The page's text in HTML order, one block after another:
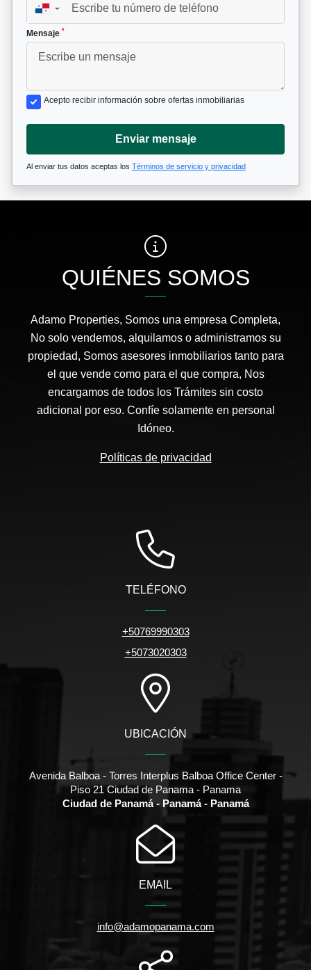
▼
Mensaje *
Acepto recibir información sobre ofertas inmobiliarias
Enviar mensaje
Al enviar tus datos aceptas los Términos de servicio y privacidad
QUIÉNES SOMOS
Adamo Properties, Somos una empresa Completa,
No solo vendemos, alquilamos o administramos su
propiedad, Somos asesores inmobiliarios tanto para
el que vende como para el que compra, Nos
encargamos de todos los Trámites sin costo
adicional por eso. Confíe solamente en personal
Idóneo.
Políticas de privacidad
TELÉFONO
+50769990303
+5073020303
UBICACIÓN
Avenida Balboa - Torres Interplus Balboa Office Center -
Piso 21 Ciudad de Panama - Panama
Ciudad de Panamá - Panamá - Panamá
EMAIL
info@adamopanama.com